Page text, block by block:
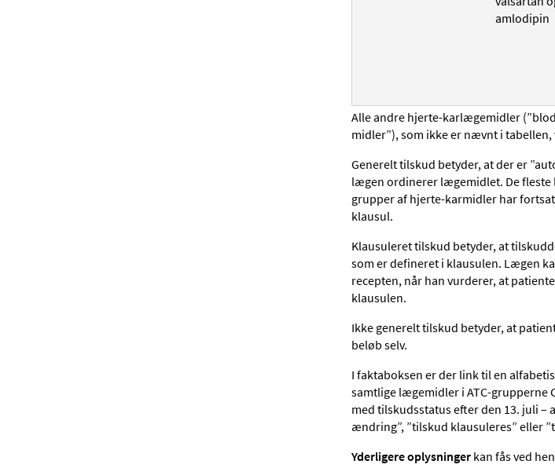
amlodipin
Alle andre hjerte-karlægemidler
midler”), som ikke er nævnt i
Generelt tilskud betyder, at der er
lægen ordinerer lægemidlet. De fleste
grupper af hjerte-karmidler har
klausul.
Klausuleret tilskud betyder, at
som er defineret i klausulen. Lægen
recepten, når han vurderer, at
klausulen.
Ikke generelt tilskud betyder, at
beløb selv.
I faktaboksen er der link til en
samtlige lægemidler i ATC-grupperne
med tilskudsstatus efter den 13. juli –
ændring”, ”tilskud klausuleres” eller
Yderligere oplysninger kan fås ved